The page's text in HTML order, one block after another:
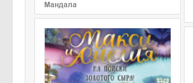
Мандала